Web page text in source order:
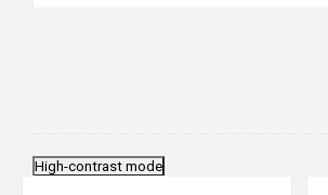
High-contrast mode